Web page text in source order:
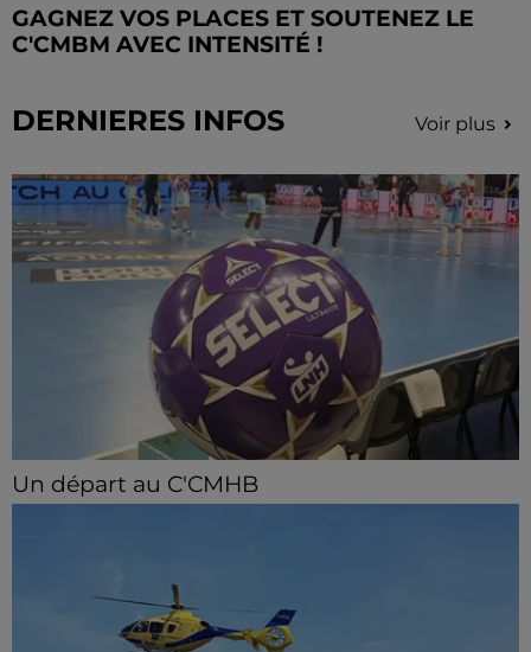
GAGNEZ VOS PLACES ET SOUTENEZ LE
C'CMBM AVEC INTENSITÉ !
DERNIERES INFOS Voir plus
Un départ au C'CMHB
Le club chartrain a officialisé, vendredi 7 août, le